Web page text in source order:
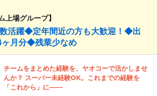
上場グループ】
活躍◆定年間近の方も大歓迎！◆出
月分◆残業少なめ
チームをまとめた経験を、ヤオコーで活かしませ
んか？ スーパー未経験OK。これまでの経験を
「これから」に――